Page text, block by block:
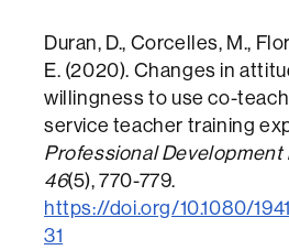
Duran, D., Corcelles, M.,
E. (2020). Changes in
willingness to use co-
service teacher training
Professional Development
46(5), 770-779.
https://doi.org/10.1080/
31